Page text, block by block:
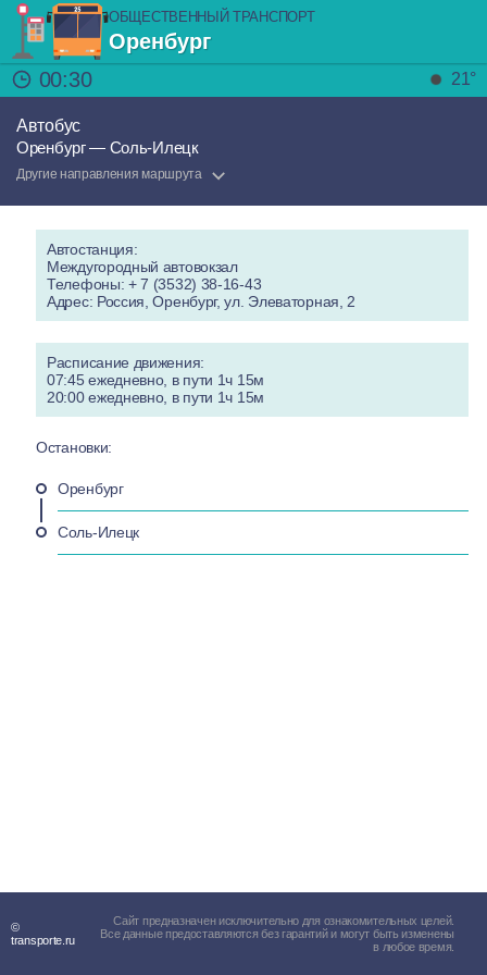
ОБЩЕСТВЕННЫЙ ТРАНСПОРТ
Оренбург
00:30
21°
Автобус
Оренбург — Соль-Илецк
Другие направления маршрута
Автостанция:
Междугородный автовокзал
Телефоны: + 7 (3532) 38-16-43
Адрес: Россия, Оренбург, ул. Элеваторная, 2
Расписание движения:
07:45 ежедневно, в пути 1ч 15м
20:00 ежедневно, в пути 1ч 15м
Остановки:
Оренбург
Соль-Илецк
©
transporte.ru
Сайт предназначен исключительно для ознакомительных целей.
Все данные предоставляются без гарантий и могут быть изменены
в любое время.